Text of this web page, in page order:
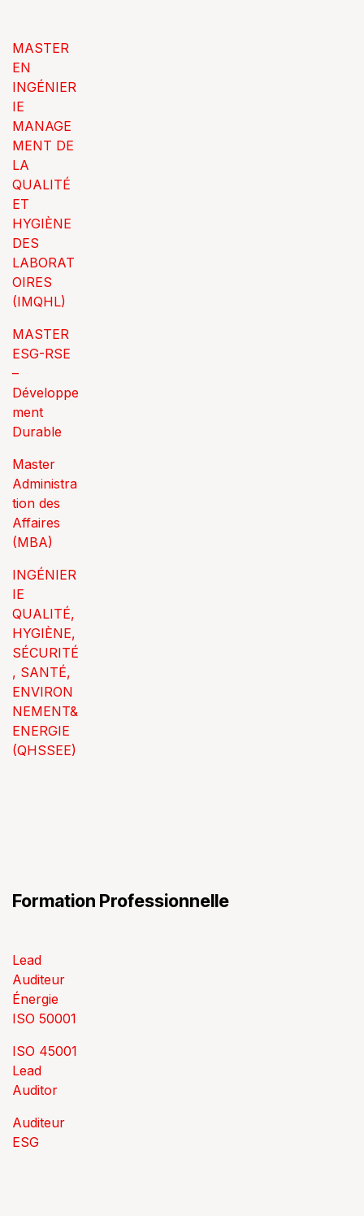
MASTER
EN
INGÉNIER
IE
MANAGE
MENT DE
LA
QUALITÉ
ET
HYGIÈNE
DES
LABORAT
OIRES
(IMQHL)
MASTER
ESG-RSE
–
Développe
ment
Durable
Master
Administra
tion des
Affaires
(MBA)
INGÉNIER
IE
QUALITÉ,
HYGIÈNE,
SÉCURITÉ
, SANTÉ,
ENVIRON
NEMENT&
ENERGIE
(QHSSEE)
Formation Professionnelle
Lead
Auditeur
Énergie
ISO 50001
ISO 45001
Lead
Auditor
Auditeur
ESG